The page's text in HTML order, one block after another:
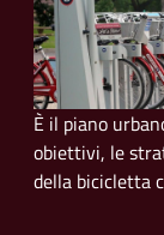
È il piano
obiettivi, le
della bicicletta